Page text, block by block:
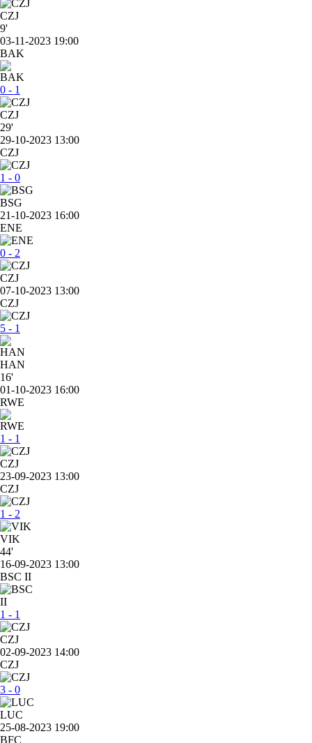
CZJ
9'
03-11-2023 19:00
BAK
0 - 1
CZJ
29'
29-10-2023 13:00
CZJ
1 - 0
BSG
21-10-2023 16:00
ENE
0 - 2
CZJ
07-10-2023 13:00
CZJ
5 - 1
HAN
16'
01-10-2023 16:00
RWE
1 - 1
CZJ
23-09-2023 13:00
CZJ
1 - 2
VIK
44'
16-09-2023 13:00
BSC II
1 - 1
CZJ
02-09-2023 14:00
CZJ
3 - 0
LUC
25-08-2023 19:00
BFC